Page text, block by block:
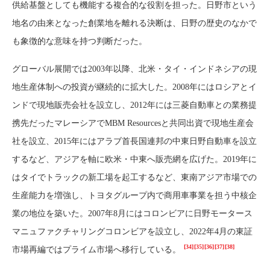
供給基盤としても機能する複合的な役割を担った。日野市という
地名の由来となった創業地を離れる決断は、日野の歴史のなかで
も象徴的な意味を持つ判断だった。
グローバル展開では2003年以降、北米・タイ・インドネシアの現
地生産体制への投資が継続的に拡大した。2008年にはロシアとイ
ンドで現地販売会社を設立し、2012年には三菱自動車との業務提
携先だったマレーシアでMBM Resourcesと共同出資で現地生産会
社を設立、2015年にはアラブ首長国連邦の中東日野自動車を設立
するなど、アジアを軸に欧米・中東へ販売網を広げた。2019年に
はタイでトラックの新工場を起工するなど、東南アジア市場での
生産能力を増強し、トヨタグループ内で商用車事業を担う中核企
業の地位を築いた。2007年8月にはコロンビアに日野モータース
マニュファクチャリングコロンビアを設立し、2022年4月の東証
市場再編ではプライム市場へ移行している。
[34] [35] [36] [37] [38]